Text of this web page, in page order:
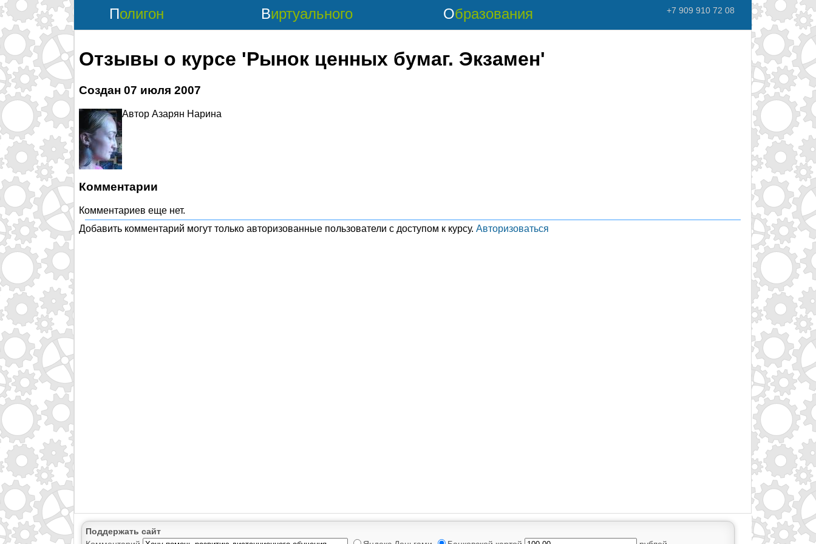
Полигон Виртуального Образования +7 909 910 72 08
Отзывы о курсе 'Рынок ценных бумаг. Экзамен'
Создан 07 июля 2007
Автор Азарян Нарина
Комментарии
Комментариев еще нет.
Добавить комментарий могут только авторизованные пользователи с доступом к курсу. Авторизоваться
Поддержать сайт